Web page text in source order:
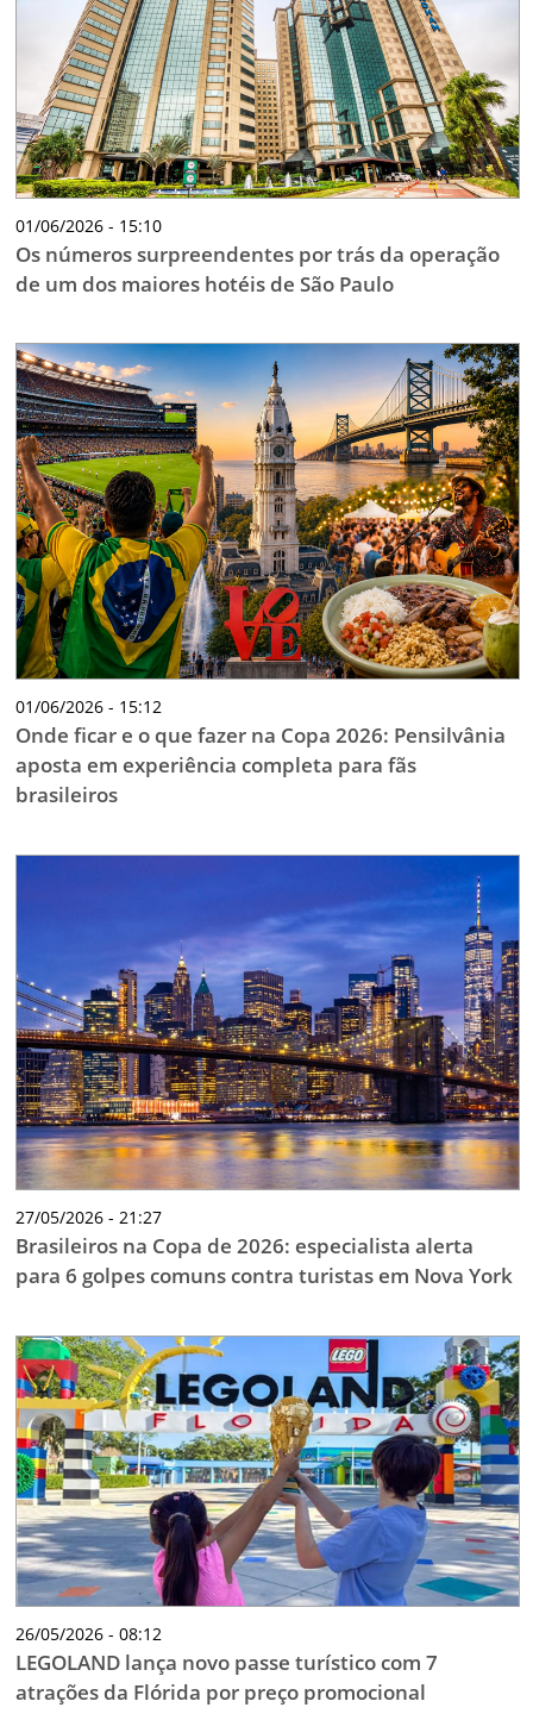
01/06/2026 - 15:10
Os números surpreendentes por trás da operação
de um dos maiores hotéis de São Paulo
01/06/2026 - 15:12
Onde ficar e o que fazer na Copa 2026: Pensilvânia
aposta em experiência completa para fãs
brasileiros
27/05/2026 - 21:27
Brasileiros na Copa de 2026: especialista alerta
para 6 golpes comuns contra turistas em Nova York
26/05/2026 - 08:12
LEGOLAND lança novo passe turístico com 7
atrações da Flórida por preço promocional